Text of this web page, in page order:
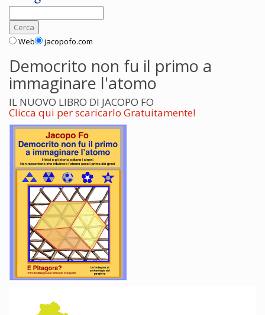
Web jacopofo.com
Democrito non fu il primo a
immaginare l'atomo
IL NUOVO LIBRO DI JACOPO FO
Clicca qui per scaricarlo Gratuitamente!